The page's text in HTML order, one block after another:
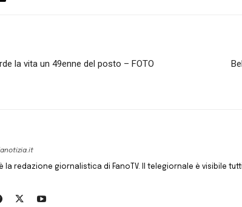
la vita un 49enne del posto – FOTO
la redazione giornalistica di FanoTV. Il telegiornale è visibile